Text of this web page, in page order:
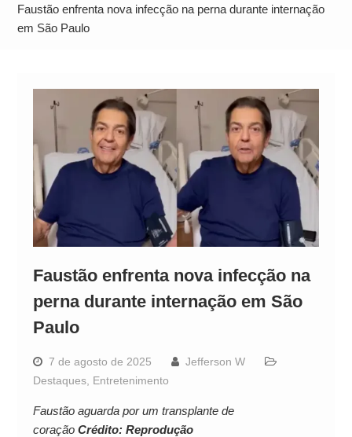
Alto
Faustão enfrenta nova infecção na perna durante internação
em São Paulo
Faustão enfrenta nova infecção na
perna durante internação em São
Paulo
7 de agosto de 2025
Jefferson W
Destaques, Entretenimento
Faustão aguarda por um transplante de
coração Crédito: Reprodução